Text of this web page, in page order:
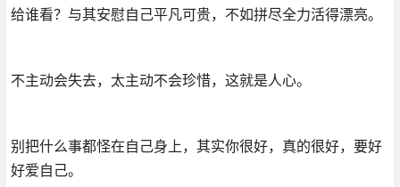
给谁看？与其安慰自己平凡可贵，不如拼尽全力活得漂亮。
不主动会失去，太主动不会珍惜，这就是人心。
别把什么事都怪在自己身上，其实你很好，真的很好，要好
好爱自己。